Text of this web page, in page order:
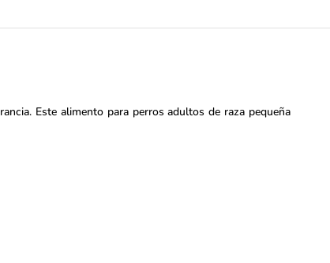
Este alimento para perros adultos de raza pequeña